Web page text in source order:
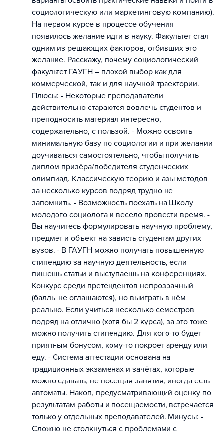
социологическую или маркетинговую компанию).
На первом курсе в процессе обучения
появилось желание идти в науку. Факультет стал
одним из решающих факторов, отбивших это
желание. Расскажу, почему социологический
факультет ГАУГН – плохой выбор как для
коммерческой, так и для научной траектории.
Плюсы: - Некоторые преподаватели
действительно стараются вовлечь студентов и
преподносить материал интересно,
содержательно, с пользой. - Можно освоить
минимальную базу по социологии и при желании
доучиваться самостоятельно, чтобы получить
диплом призёра/победителя студенческих
олимпиад. Классическую теорию и азы методов
за несколько курсов подряд трудно не
запомнить. - Возможность поехать на Школу
молодого социолога и весело провести время. -
Вы научитесь формулировать научную проблему,
предмет и объект на зависть студентам других
вузов. - В ГАУГН можно получать повышенную
стипендию за научную деятельность, если
пишешь статьи и выступаешь на конференциях.
Конкурс среди претендентов непрозрачный
(баллы не оглашаются), но выиграть в нём
реально. Если учиться несколько семестров
подряд на отлично (хотя бы 2 курса), за это тоже
можно получить стипендию. Для кого-то будет
приятным бонусом, кому-то покроет аренду или
еду. - Система аттестации основана на
традиционных экзаменах и зачётах, которые
можно сдавать, не посещая занятия, иногда есть
автоматы. Накоп, предусматривающий оценку по
результатам работы и посещаемости, встречается
только у отдельных преподавателей. Минусы: -
Сложно не столкнуться с проблемами с